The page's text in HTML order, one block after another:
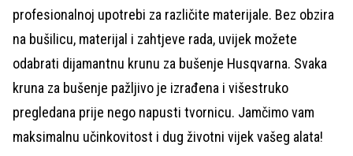
profesionalnoj upotrebi za različite materijale. Bez obzira
na bušilicu, materijal i zahtjeve rada, uvijek možete
odabrati dijamantnu krunu za bušenje Husqvarna. Svaka
kruna za bušenje pažljivo je izrađena i višestruko
pregledana prije nego napusti tvornicu. Jamčimo vam
maksimalnu učinkovitost i dug životni vijek vašeg alata!